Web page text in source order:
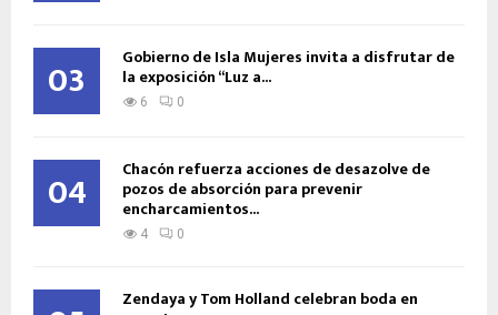
03 Gobierno de Isla Mujeres invita a disfrutar de
la exposición “Luz a...
6 0
04 Chacón refuerza acciones de desazolve de
pozos de absorción para prevenir
encharcamientos...
4 0
Zendaya y Tom Holland celebran boda en